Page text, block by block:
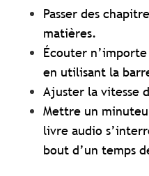
Passer des
matières.
Écouter
en utilisant la
Ajuster la vitesse
Mettre un
livre audio
bout d’un temps